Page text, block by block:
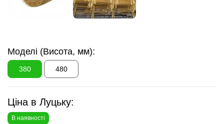
Моделі (Висота, мм):
380 480
Ціна в Луцьку:
В наявності